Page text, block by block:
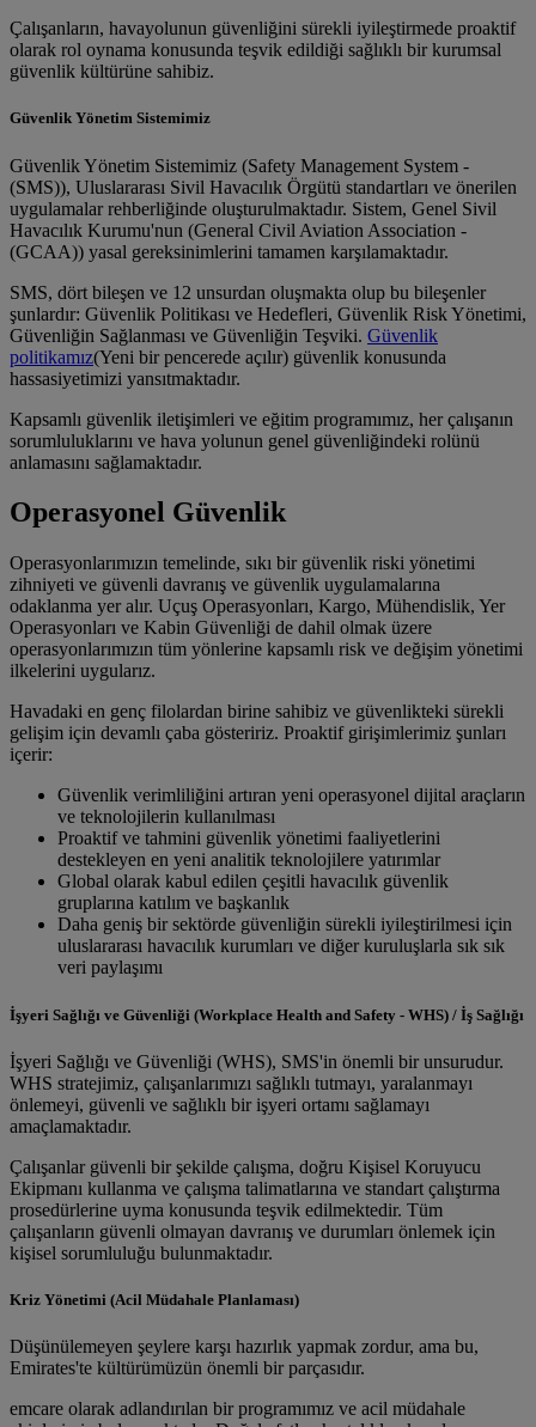
Çalışanların, havayolunun güvenliğini sürekli iyileştirmede proaktif
olarak rol oynama konusunda teşvik edildiği sağlıklı bir kurumsal
güvenlik kültürüne sahibiz.
Güvenlik Yönetim Sistemimiz
Güvenlik Yönetim Sistemimiz (Safety Management System -
(SMS)), Uluslararası Sivil Havacılık Örgütü standartları ve önerilen
uygulamalar rehberliğinde oluşturulmaktadır. Sistem, Genel Sivil
Havacılık Kurumu'nun (General Civil Aviation Association -
(GCAA)) yasal gereksinimlerini tamamen karşılamaktadır.
SMS, dört bileşen ve 12 unsurdan oluşmakta olup bu bileşenler
şunlardır: Güvenlik Politikası ve Hedefleri, Güvenlik Risk Yönetimi,
Güvenliğin Sağlanması ve Güvenliğin Teşviki. Güvenlik
politikamız(Yeni bir pencerede açılır) güvenlik konusunda
hassasiyetimizi yansıtmaktadır.
Kapsamlı güvenlik iletişimleri ve eğitim programımız, her çalışanın
sorumluluklarını ve hava yolunun genel güvenliğindeki rolünü
anlamasını sağlamaktadır.
Operasyonel Güvenlik
Operasyonlarımızın temelinde, sıkı bir güvenlik riski yönetimi
zihniyeti ve güvenli davranış ve güvenlik uygulamalarına
odaklanma yer alır. Uçuş Operasyonları, Kargo, Mühendislik, Yer
Operasyonları ve Kabin Güvenliği de dahil olmak üzere
operasyonlarımızın tüm yönlerine kapsamlı risk ve değişim yönetimi
ilkelerini uygularız.
Havadaki en genç filolardan birine sahibiz ve güvenlikteki sürekli
gelişim için devamlı çaba gösteririz. Proaktif girişimlerimiz şunları
içerir:
Güvenlik verimliliğini artıran yeni operasyonel dijital araçların
ve teknolojilerin kullanılması
Proaktif ve tahmini güvenlik yönetimi faaliyetlerini
destekleyen en yeni analitik teknolojilere yatırımlar
Global olarak kabul edilen çeşitli havacılık güvenlik
gruplarına katılım ve başkanlık
Daha geniş bir sektörde güvenliğin sürekli iyileştirilmesi için
uluslararası havacılık kurumları ve diğer kuruluşlarla sık sık
veri paylaşımı
İşyeri Sağlığı ve Güvenliği (Workplace Health and Safety - WHS) / İş Sağlığı
İşyeri Sağlığı ve Güvenliği (WHS), SMS'in önemli bir unsurudur.
WHS stratejimiz, çalışanlarımızı sağlıklı tutmayı, yaralanmayı
önlemeyi, güvenli ve sağlıklı bir işyeri ortamı sağlamayı
amaçlamaktadır.
Çalışanlar güvenli bir şekilde çalışma, doğru Kişisel Koruyucu
Ekipmanı kullanma ve çalışma talimatlarına ve standart çalıştırma
prosedürlerine uyma konusunda teşvik edilmektedir. Tüm
çalışanların güvenli olmayan davranış ve durumları önlemek için
kişisel sorumluluğu bulunmaktadır.
Kriz Yönetimi (Acil Müdahale Planlaması)
Düşünülemeyen şeylere karşı hazırlık yapmak zordur, ama bu,
Emirates'te kültürümüzün önemli bir parçasıdır.
emcare olarak adlandırılan bir programımız ve acil müdahale